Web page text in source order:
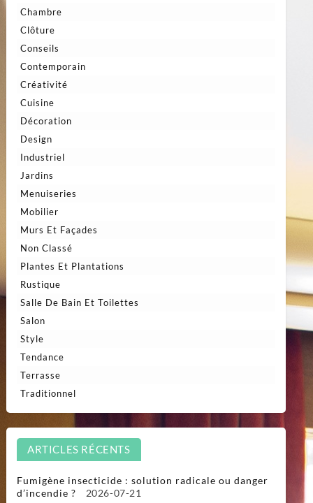
Chambre
Clôture
Conseils
Contemporain
Créativité
Cuisine
Décoration
Design
Industriel
Jardins
Menuiseries
Mobilier
Murs Et Façades
Non Classé
Plantes Et Plantations
Rustique
Salle De Bain Et Toilettes
Salon
Style
Tendance
Terrasse
Traditionnel
ARTICLES RÉCENTS
Fumigène insecticide : solution radicale ou danger
d’incendie ?
2026-07-21